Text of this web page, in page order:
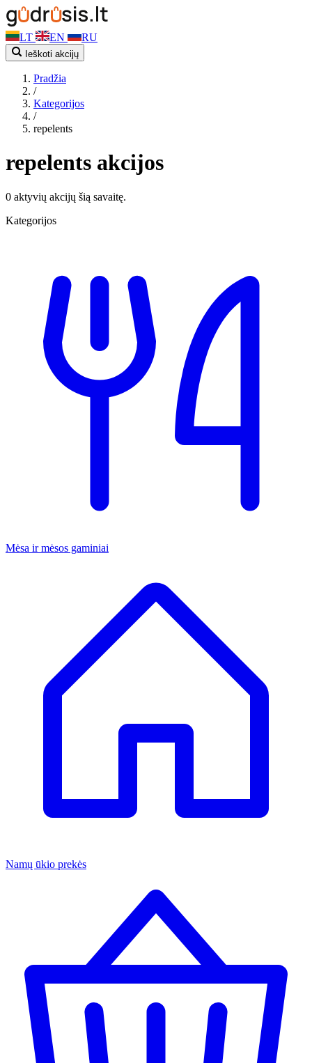
LT EN RU
Ieškoti akcijų
Pradžia
/
Kategorijos
/
repelents
repelents akcijos
0 aktyvių akcijų šią savaitę.
Kategorijos
Mėsa ir mėsos gaminiai
Namų ūkio prekės